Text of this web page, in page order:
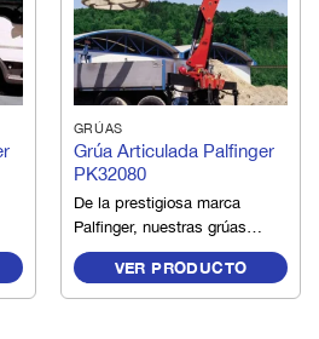
GRÚAS
Grúa Articulada Palfinger
PK32080
De la prestigiosa marca
Palfinger, nuestras grúas
articuladas son
mundialmente conocidas
por su versatilidad, calidad,
VER PRODUCTO